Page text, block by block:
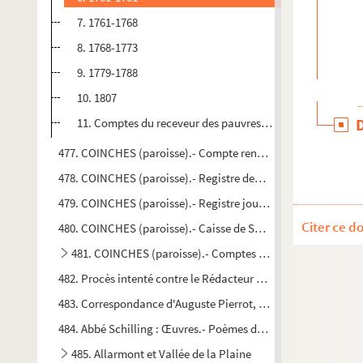
7. 1761-1768
8. 1768-1773
9. 1779-1788
10. 1807
11. Comptes du receveur des pauvres 1765-1775
477. COINCHES (paroisse).- Compte rendu par Claude
478. COINCHES (paroisse).- Registre des recettes et
479. COINCHES (paroisse).- Registre journal des recettes et
480. COINCHES (paroisse).- Caisse de Saint Nicolas
481. COINCHES (paroisse).- Comptes de la fabrique.
482. Procès intenté contre le Rédacteur gérant (Deugaillon)
483. Correspondance d'Auguste Pierrot, bibliothécaire de la
484. Abbé Schilling : Œuvres.- Poèmes de circonstances
485. Allarmont et Vallée de la Plaine
Citer ce